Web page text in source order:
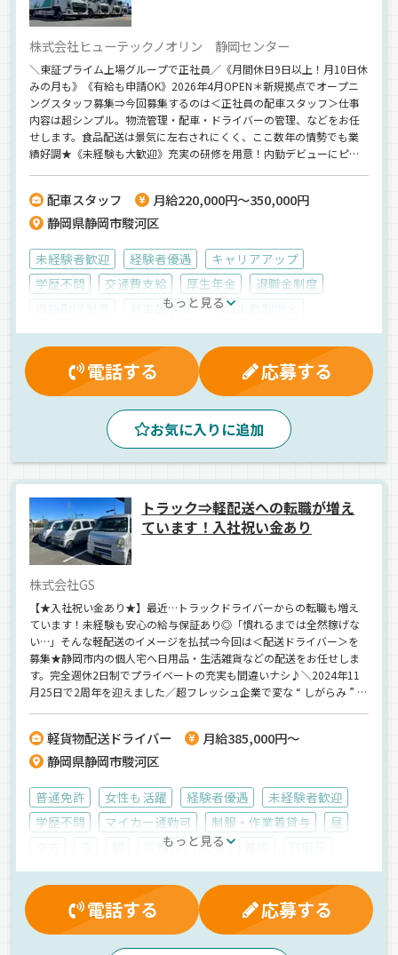
株式会社ヒューテックノオリン 静岡センター
＼東証プライム上場グループで正社員／《月間休日9日以上！月10日休
みの月も》《有給も申請OK》2026年4月OPEN＊新規拠点でオープニ
ングスタッフ募集⇒今回募集するのは＜正社員の配車スタッフ＞仕事
内容は超シンプル。物流管理・配車・ドライバーの管理、などをお任
せします。食品配送は景気に左右されにくく、ここ数年の情勢でも業
績好調★《未経験も大歓迎》充実の研修を用意！内勤デビューにピッ
配車スタッフ
月給220,000円～350,000円
静岡県静岡市駿河区
未経験者歓迎 経験者優遇
キャリアアップ
学歴不問
交通費支給 厚生年金
退職金制度
無事故手当
休日出勤割増金
社員登用制度
賞与 労災保険
再雇用制度
マイカー通勤可
健康保険
有給休暇
制服・作業着貸与
家族手当 昇給 早朝 朝
拠点多数 正社員
もっと見る
電話する 応募する
お気に入りに追加
トラック⇒軽配送への転職が増え
ています！入社祝い金あり
株式会社GS
【★入社祝い金あり★】最近…トラックドライバーからの転職も増え
ています！未経験も安心の給与保証あり◎「慣れるまでは全然稼げな
い…」そんな軽配送のイメージを払拭⇒今回は＜配送ドライバー＞を
募集★静岡市内の個人宅へ日用品・生活雑貨などの配送をお任せしま
す。完全週休2日制でプライベートの充実も間違いナシ♪＼2024年11
月25日で2周年を迎えました／超フレッシュ企業で変な “ しがらみ ” も
軽貨物配送ドライバー
月給385,000円～
静岡県静岡市駿河区
普通免許 女性も活躍 経験者優遇
未経験者歓迎
学歴不問
マイカー通勤可 制服・作業着貸与
昼
手積み 地場
軽四輪（AT）
普通車 業務委託
もっと見る
電話する 応募する